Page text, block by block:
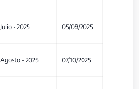
Julio - 2025 05/09/2025
Agosto - 2025 07/10/2025